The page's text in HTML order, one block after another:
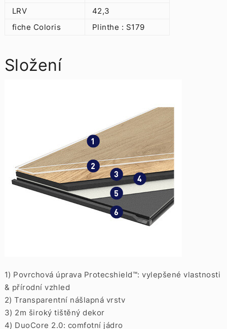
LRV
42,3
fiche Coloris
Plinthe : S179
Složení
1) Povrchová úprava Protecshield™: vylepšené vlastnosti
& přírodní vzhled
2) Transparentní nášlapná vrstv
3) 2m široký tištěný dekor
4) DuoCore 2.0: comfotní jádro